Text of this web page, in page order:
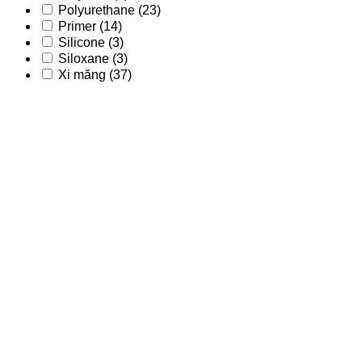
Polyurethane (23)
Primer (14)
Silicone (3)
Siloxane (3)
Xi măng (37)